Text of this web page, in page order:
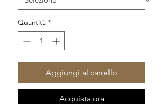
Quantità *
Aggiungi al carrello
Acquista ora